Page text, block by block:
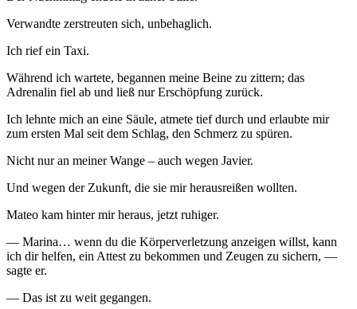
Verwandte zerstreuten sich, unbehaglich.
Ich rief ein Taxi.
Während ich wartete, begannen meine Beine zu zittern; das
Adrenalin fiel ab und ließ nur Erschöpfung zurück.
Ich lehnte mich an eine Säule, atmete tief durch und erlaubte mir
zum ersten Mal seit dem Schlag, den Schmerz zu spüren.
Nicht nur an meiner Wange – auch wegen Javier.
Und wegen der Zukunft, die sie mir herausreißen wollten.
Mateo kam hinter mir heraus, jetzt ruhiger.
— Marina… wenn du die Körperverletzung anzeigen willst, kann
ich dir helfen, ein Attest zu bekommen und Zeugen zu sichern, —
sagte er.
— Das ist zu weit gegangen.